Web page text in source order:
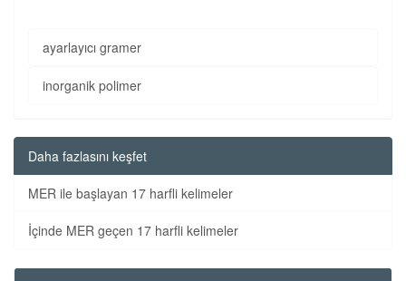
ayarlayıcı gramer
inorganik polimer
Daha fazlasını keşfet
MER ile başlayan 17 harfli kelimeler
İçinde MER geçen 17 harfli kelimeler